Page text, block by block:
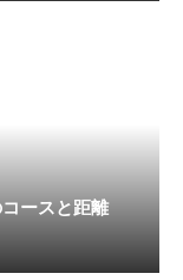
ースと距離